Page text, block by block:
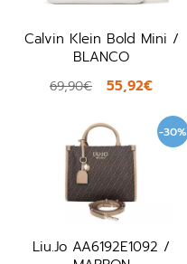
Calvin Klein Bold Mini /
BLANCO
69,90€ 55,92€
-30%
Liu.Jo AA6192E1092 /